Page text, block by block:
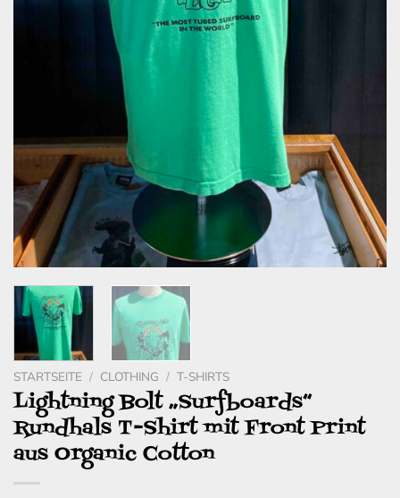
STARTSEITE / CLOTHING / T-SHIRTS
Lightning Bolt „Surfboards“
Rundhals T-Shirt mit Front Print
aus Organic Cotton